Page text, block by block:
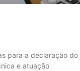
para a declaração do
e atuação